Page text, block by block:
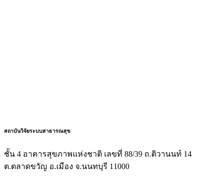
สถาบันวิจัยระบบสาธารณสุข
ชั้น 4 อาคารสุขภาพแห่งชาติ เลขที่ 88/39 ถ.ติวานนท์ 14
ต.ตลาดขวัญ อ.เมือง จ.นนทบุรี 11000